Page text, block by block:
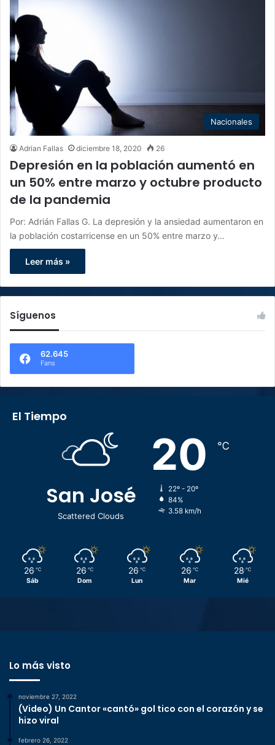
Nacionales
Adrian Fallas diciembre 18, 2020 26
Depresión en la población aumentó en
un 50% entre marzo y octubre producto
de la pandemia
Por: Adrián Fallas G. La depresión y la ansiedad aumentaron en
la población costarricense en un 50% entre marzo y…
Leer más »
Síguenos
62.645
Fans
El Tiempo
San José
Scattered Clouds
20 ℃
22º - 20º
84%
3.58 km/h
26 ℃
Sáb
26 ℃
Dom
26 ℃
Lun
26 ℃
Mar
28 ℃
Mié
Lo más visto
noviembre 27, 2022
(Video) Un Cantor «cantó» gol tico con el corazón y se
hizo viral
febrero 26, 2022